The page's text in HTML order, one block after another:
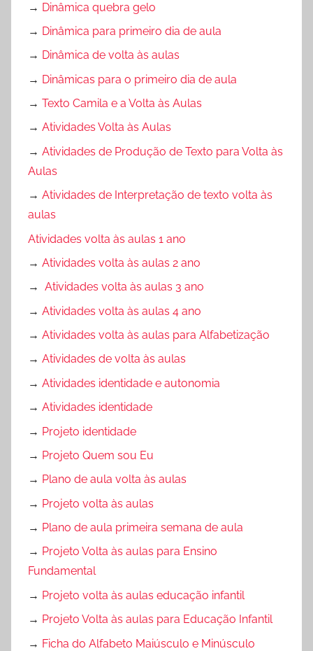
→ Dinâmica quebra gelo
→ Dinâmica para primeiro dia de aula
→ Dinâmica de volta às aulas
→ Dinâmicas para o primeiro dia de aula
→ Texto Camila e a Volta às Aulas
→ Atividades Volta às Aulas
→ Atividades de Produção de Texto para Volta às
Aulas
→ Atividades de Interpretação de texto volta às
aulas
Atividades volta às aulas 1 ano
→ Atividades volta às aulas 2 ano
→ Atividades volta às aulas 3 ano
→ Atividades volta às aulas 4 ano
→ Atividades volta às aulas para Alfabetização
→ Atividades de volta às aulas
→ Atividades identidade e autonomia
→ Atividades identidade
→ Projeto identidade
→ Projeto Quem sou Eu
→ Plano de aula volta às aulas
→ Projeto volta às aulas
→ Plano de aula primeira semana de aula
→ Projeto Volta às aulas para Ensino
Fundamental
→ Projeto volta às aulas educação infantil
→ Projeto Volta às aulas para Educação Infantil
→ Ficha do Alfabeto Maiúsculo e Minúsculo